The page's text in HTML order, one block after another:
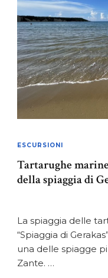
ESCURSIONI
Tartarughe
della spiaggia di
La spiaggia delle
“Spiaggia di
una delle spiagge
Zante. …